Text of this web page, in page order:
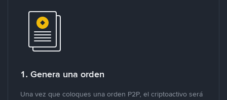
1. Genera una orden
Una vez que coloques una orden P2P, el criptoactivo será